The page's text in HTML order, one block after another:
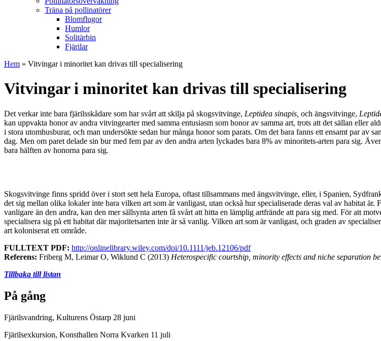
Träna på pollinatörer
Blomflugor
Humlor
Solitärbin
Fjärilar
Hem » Vitvingar i minoritet kan drivas till specialisering
Vitvingar i minoritet kan drivas till specialisering
Det verkar inte bara fjärilsskådare som har svårt att skilja på skogsvitvinge, Leptidea sinapis, och ängsvitvinge,
kan uppvakta honor av andra vitvingearter med samma entusiasm som honor av samma art, trots att det sällan
i stora utomhusburar, och man undersökte sedan hur många honor som parats. Om det bara fanns ett ensamt parav
dag. Men om paret delade sin bur med fem par av den andra arten lyckades bara 8% av minoritets-arten para sig.
bara hälften av honorna para sig.
Skogsvitvinge finns spridd över i stort sett hela Europa, oftast tillsammans med ängsvitvinge, eller, i Spanien,
det sig mellan olika lokaler inte bara vilken art som är vanligast, utan också hur specialiserade deras val av habitat är.
vanligare än den andra, kan den mer sällsynta arten få svårt att hitta en lämplig artfrände att para sig med. För att
specialisera sig på ett habitat där majoritetsarten inte är så vanlig. Vilken art som är vanligast, och graden av
art koloniserat ett område.
FULLTEXT PDF: http://onlinelibrary.wiley.com/doi/10.1111/jeb.12106/pdf
Referens: Friberg M, Leimar O, Wiklund C (2013) Heterospecific courtship, minority effects and niche separation
Tillbaka till listan
På gång
Fjärilsvandring, Kulturens Östarp 28 juni
Fjärilsexkursion, Konsthallen Norra Kvarken 11 juli